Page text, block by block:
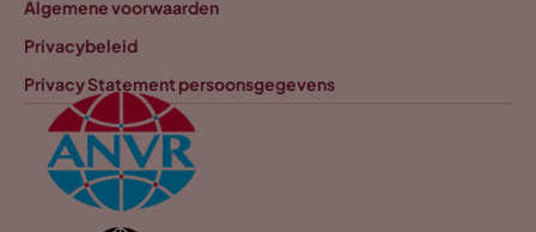
Algemene voorwaarden
Privacybeleid
Privacy Statement persoonsgegevens